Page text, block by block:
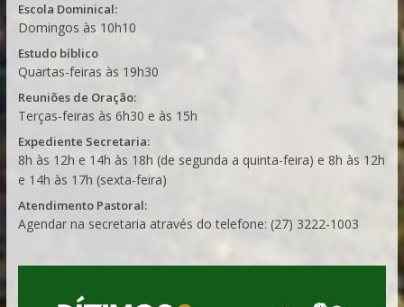
Escola Dominical:
Domingos às 10h10
Estudo bíblico
Quartas-feiras às 19h30
Reuniões de Oração:
Terças-feiras às 6h30 e às 15h
Expediente Secretaria:
8h às 12h e 14h às 18h (de segunda a quinta-feira) e 8h às 12h
e 14h às 17h (sexta-feira)
Atendimento Pastoral:
Agendar na secretaria através do telefone: (27) 3222-1003